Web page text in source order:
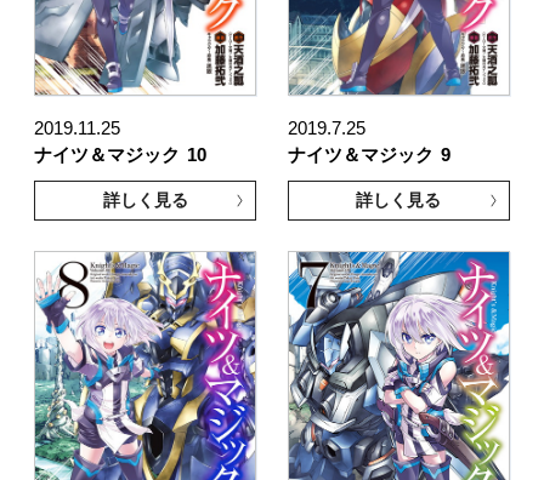
2019.11.25
ナイツ＆マジック 10
詳しく見る
2019.7.25
ナイツ＆マジック 9
詳しく見る